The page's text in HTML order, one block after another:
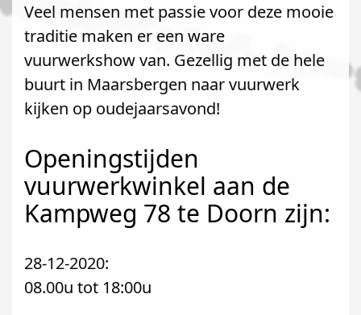
Veel mensen met passie voor deze mooie
traditie maken er een ware
vuurwerkshow van. Gezellig met de hele
buurt in Maarsbergen naar vuurwerk
kijken op oudejaarsavond!
Openingstijden
vuurwerkwinkel aan de
Kampweg 78 te Doorn zijn:
28-12-2020:
08.00u tot 18:00u